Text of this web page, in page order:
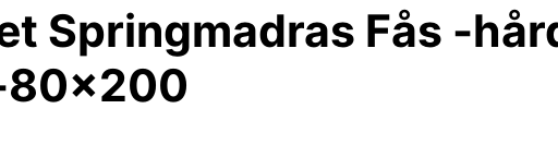
Springmadras Fås -
80×200